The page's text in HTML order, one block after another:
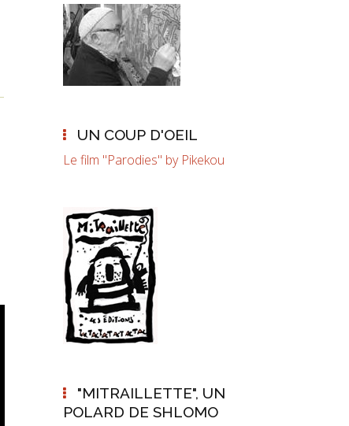
UN COUP D'OEIL
Le film "Parodies" by Pikekou
"MITRAILLETTE", UN
POLARD DE SHLOMO